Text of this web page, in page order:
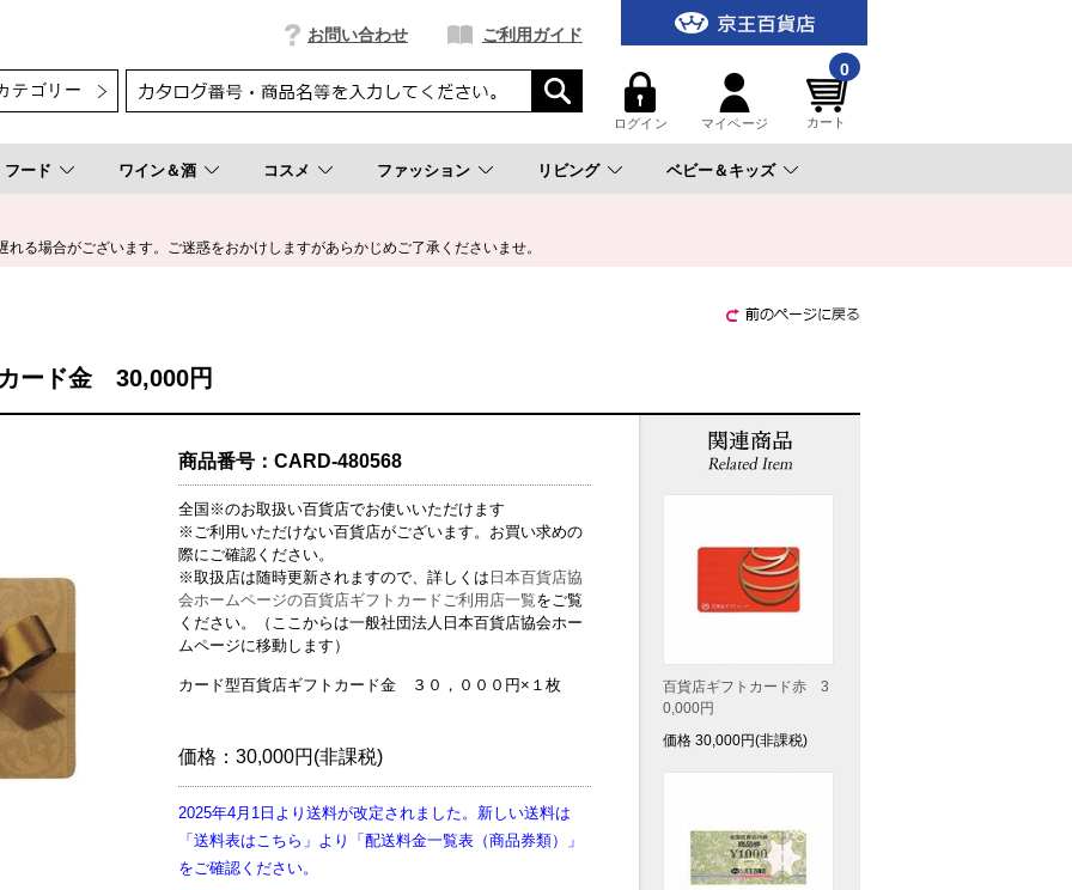
お問い合わせ ご利用ガイド
ログイン マイページ
0
カート
フード ワイン＆酒 コスメ ファッション リビング ベビー＆キッズ
る場合がございます。ご迷惑をおかけしますがあらかじめご了承くださいませ。
ード金 30,000円
商品番号： CARD-480568
全国※のお取扱い百貨店でお使いいただけます
※ご利用いただけない百貨店がございます。お買い求めの
際にご確認ください。
※取扱店は随時更新されますので、詳しくは 日本百貨店協
会ホームページの百貨店ギフトカードご利用店一覧をご覧
ください。（ここからは一般社団法人日本百貨店協会ホー
ムページに移動します）
カード型百貨店ギフトカード金 ３０，０００円×１枚
価格： 30,000円(非課税)
2025年4月1日より送料が改定されました。新しい送料は
「送料表はこちら」より「配送料金一覧表（商品券類）」
をご確認ください。
百貨店ギフトカード赤 3
0,000円
価格 30,000円(非課税)